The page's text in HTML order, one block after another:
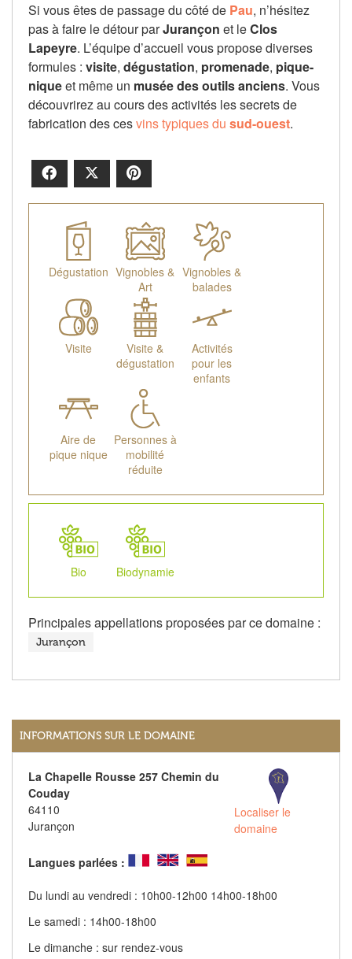
Si vous êtes de passage du côté de Pau, n’hésitez
pas à faire le détour parJurançon et leClos
Lapeyre. L’équipe d’accueil vous propose diverses
formules : visite, dégustation, promenade, pique-
niqueet même un muséedes outils anciens. Vous
découvrirez au cours des activités les secrets de
fabrication des cesvins typiques du sud-ouest.
Facebook
Dégustation Vignobles &
Art
Vignobles &
balades
Visite
Visite &
dégustation
Activités
pour les
enfants
Aire de
pique nique
Personnes à
mobilité
réduite
Bio Biodynamie
Principales appellations proposées par ce domaine :
Jurançon
INFORMATIONS SUR LE DOMAINE
La Chapelle Rousse 257 Chemin du
Couday
64110
Jurançon
Localiser le
domaine
Langues parlées :
Du lundi au vendredi : 10h00-12h00 14h00-18h00
Le samedi : 14h00-18h00
Le dimanche : sur rendez-vous